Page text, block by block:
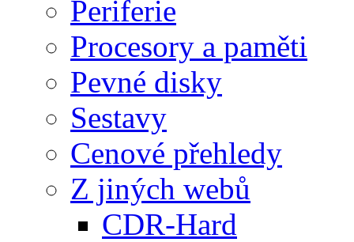
Periferie
Procesory a paměti
Pevné disky
Sestavy
Cenové přehledy
Z jiných webů
CDR-Hard